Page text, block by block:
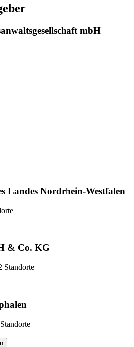
mbH
Landes Nordrhein-Westfalen
& Co. KG
Standorte